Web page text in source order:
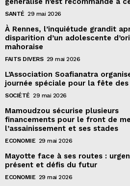
SANTÉ 29 mai 2026
À Rennes, l’inquiétude grandit
disparition d’un adolescente
mahoraise
FAITS DIVERS 29 mai 2026
L’Association Soafianatra
journée spéciale pour la fête des
SOCIÉTÉ 29 mai 2026
Mamoudzou sécurise plusieurs
financements pour le front de
l’assainissement et ses stades
ECONOMIE 29 mai 2026
Mayotte face à ses routes :
présent et défis du futur
ECONOMIE 29 mai 2026